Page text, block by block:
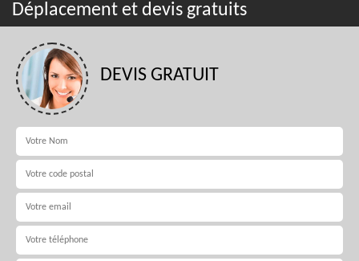
Déplacement et devis gratuits
DEVIS GRATUIT